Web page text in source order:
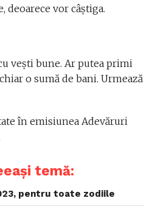
deoarece vor câștiga.
vești bune. Ar putea primi
o sumă de bani. Urmează
în emisiunea Adevăruri
temă:
pentru toate zodiile